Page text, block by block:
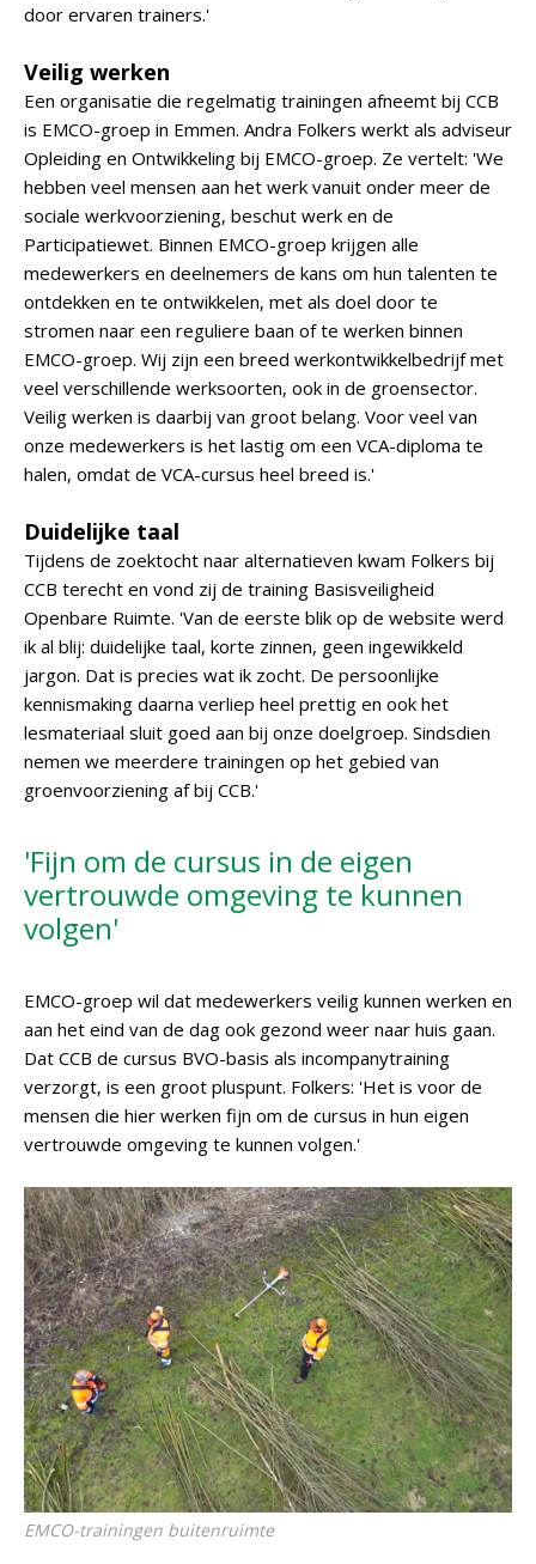
door ervaren trainers.'
Veilig werken
Een organisatie die regelmatig trainingen afneemt bij CCB
is EMCO-groep in Emmen. Andra Folkers werkt als adviseur
Opleiding en Ontwikkeling bij EMCO-groep. Ze vertelt: 'We
hebben veel mensen aan het werk vanuit onder meer de
sociale werkvoorziening, beschut werk en de
Participatiewet. Binnen EMCO-groep krijgen alle
medewerkers en deelnemers de kans om hun talenten te
ontdekken en te ontwikkelen, met als doel door te
stromen naar een reguliere baan of te werken binnen
EMCO-groep. Wij zijn een breed werkontwikkelbedrijf met
veel verschillende werksoorten, ook in de groensector.
Veilig werken is daarbij van groot belang. Voor veel van
onze medewerkers is het lastig om een VCA-diploma te
halen, omdat de VCA-cursus heel breed is.'
Duidelijke taal
Tijdens de zoektocht naar alternatieven kwam Folkers bij
CCB terecht en vond zij de training Basisveiligheid
Openbare Ruimte. 'Van de eerste blik op de website werd
ik al blij: duidelijke taal, korte zinnen, geen ingewikkeld
jargon. Dat is precies wat ik zocht. De persoonlijke
kennismaking daarna verliep heel prettig en ook het
lesmateriaal sluit goed aan bij onze doelgroep. Sindsdien
nemen we meerdere trainingen op het gebied van
groenvoorziening af bij CCB.'
'Fijn om de cursus in de eigen
vertrouwde omgeving te kunnen
volgen'
EMCO-groep wil dat medewerkers veilig kunnen werken en
aan het eind van de dag ook gezond weer naar huis gaan.
Dat CCB de cursus BVO-basis als incompanytraining
verzorgt, is een groot pluspunt. Folkers: 'Het is voor de
mensen die hier werken fijn om de cursus in hun eigen
vertrouwde omgeving te kunnen volgen.'
EMCO-trainingen buitenruimte